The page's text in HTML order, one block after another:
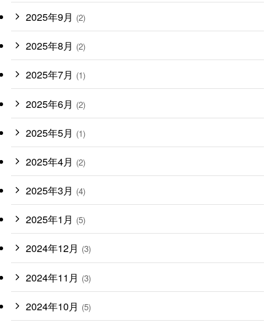
2025年9月 (2)
2025年8月 (2)
2025年7月 (1)
2025年6月 (2)
2025年5月 (1)
2025年4月 (2)
2025年3月 (4)
2025年1月 (5)
2024年12月 (3)
2024年11月 (3)
2024年10月 (5)